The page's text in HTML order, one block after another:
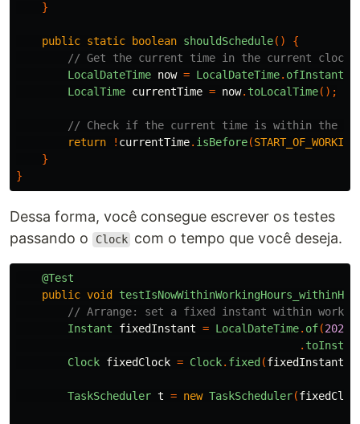
}
public static boolean shouldSchedule()
{
// Get the current time in the current clock
LocalDateTime now = LocalDateTime. ofInstant
LocalTime currentTime = now. toLocalTime();
// Check if the current time is within the
return
! currentTime. isBefore(
}
}
Dessa forma, você consegue escrever os testes
passando o
Clock com o tempo que você deseja.
@Test
public void
// Arrange: set a fixed instant within
Instant
fixedInstant = LocalDateTime. of(2024
.
Clock fixedClock = Clock. fixed (fixedInstant
TaskScheduler t = new TaskScheduler(